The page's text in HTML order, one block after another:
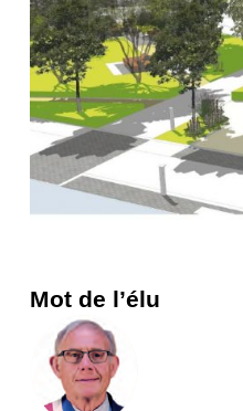
Mot de l’élu